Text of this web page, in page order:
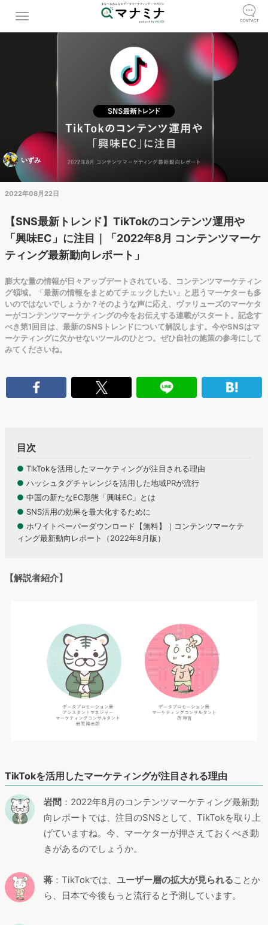
いずみ
2022年08月22日
【SNS最新トレンド】TikTokのコンテンツ運用や
「興味EC」に注目｜「2022年8月 コンテンツマーケ
ティング最新動向レポート」
膨大な量の情報が日々アップデートされている、コンテンツマーケティン
グ領域。「最新の情報をまとめてチェックしたい」と思うマーケターも多
いのではないでしょうか？そのような声に応え、ヴァリューズのマーケタ
ーがコンテンツマーケティングの今をお伝えする連載がスタート。記念す
べき第1回目は、最新のSNSトレンドについて解説します。今やSNSはマ
ーケティングに欠かせないツールのひとつ。ぜひ自社の施策の参考にして
みてくださいね。
目次
● TikTokを活用したマーケティングが注目される理由
● ハッシュタグチャレンジを活用した地域PRが流行
● 中国の新たなEC形態「興味EC」とは
● SNS活用の効果を最大化するために
● ホワイトペーパーダウンロード【無料】｜コンテンツマーケテ
ィング最新動向レポート（2022年8月版）
【解説者紹介】
TikTokを活用したマーケティングが注目される理由
岩間 ：2022年8月のコンテンツマーケティング最新動
向レポートでは、注目のSNSとして、TikTokを取り上
げていますね。今、マーケターが押さえておくべき動
きがあるのでしょうか。
蒋 ：TikTokでは、 ユーザー層の拡大が見られることか
ら、日本で今後もっと流行ると予測しています。